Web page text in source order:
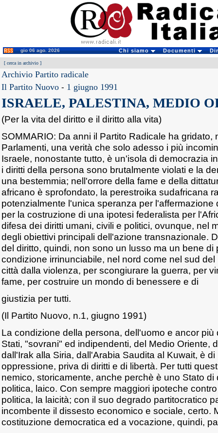
gio 06 ago. 2026 Chi siamo Documenti
[ cerca in archivio ]
Archivio Partito radicale
Il Partito Nuovo - 1 giugno 1991
ISRAELE, PALESTINA, MEDIO
(Per la vita del diritto e il diritto alla vita)
SOMMARIO: Da anni il Partito Radicale ha gridato,
Parlamenti, una verità che solo adesso i più
Israele, nonostante tutto, è un'isola di democrazia
i diritti della persona sono brutalmente violati e la
una bestemmia; nell'orrore della fame e della
africano è sprofondato, la perestroika sudafricana
potenzialmente l'unica speranza per l'affermazione
per la costruzione di una ipotesi federalista per
difesa dei diritti umani, civili e politici, ovunque, nel
degli obiettivi principali dell'azione transnazionale.
del diritto, quindi, non sono un lusso ma un bene di
condizione irrinunciabile, nel nord come nel sud
città dalla violenza, per scongiurare la guerra, per
fame, per costruire un mondo di benessere e di
giustizia per tutti.
(Il Partito Nuovo, n.1, giugno 1991)
La condizione della persona, dell'uomo e ancor più
Stati, "sovrani" ed indipendenti, del Medio Oriente,
dall'Irak alla Siria, dall'Arabia Saudita al Kuwait, è
oppressione, priva di diritti e di libertà. Per tutti
nemico, storicamente, anche perchè è uno Stato di
politica, laico. Con sempre maggiori ipoteche
politica, la laicità; con il suo degrado partitocratico
incombente il dissesto economico e sociale, certo.
costituzione democratica ed a vocazione, quindi,